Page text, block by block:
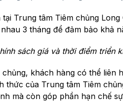
Trung tâm Tiêm chủng Long
3 tháng để đảm bảo khả
sách giá và thời điểm triển
khách hàng có thể liên
của Trung tâm Tiêm
mà còn góp phần hạn chế